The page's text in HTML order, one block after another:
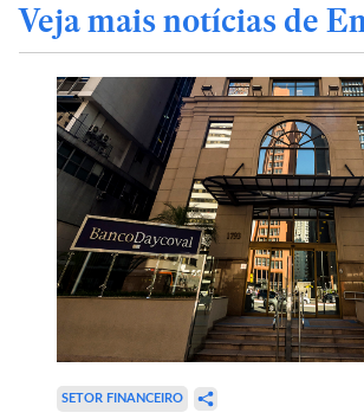
Veja mais notícias de
SETOR FINANCEIRO